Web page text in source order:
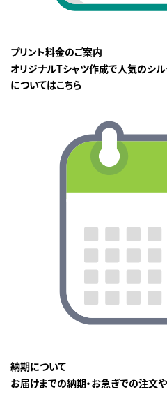
プリント料金のご案内
オリジナルTシャツ作成で人気のシ
についてはこちら
納期について
お届けまでの納期・お急ぎでの注文